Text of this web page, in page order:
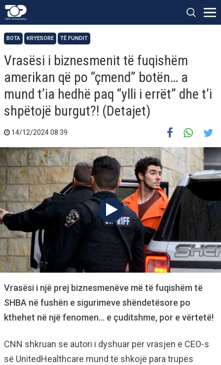
BOTA KRYESORE TË FUNDIT
Vrasësi i biznesmenit të fuqishëm
amerikan që po “çmend” botën… a
mund t’ia hedhë paq “ylli i errët” dhe t’i
shpëtojë burgut?! (Detajet)
14/12/2024 08:39
Vrasësi i një prej biznesmenëve më të fuqishëm të
SHBA në fushën e sigurimeve shëndetësore po
kthehet në një fenomen… e çuditshme, por e vërtetë!
CNN shkruan se autori i dyshuar për vrasjen e CEO-s
së UnitedHealthcare mund të shkojë para trupës